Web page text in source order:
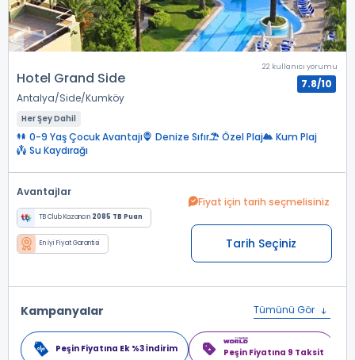
Hotel Grand Side
Antalya Side Kumköy
22 kullanıcı yorumu
7.8/10
Her Şey Dahil
0-9 Yaş Çocuk Avantajı Denize Sıfır Özel Plaj
Kum Plaj
Su Kaydırağı
Avantajlar
TB Club Kazancın 2085 TB Puan
En İyi Fiyat Garantisi
Fiyat için tarih seçmelisiniz
Tarih Seçiniz
Kampanyalar Tümünü Gör
Peşin Fiyatına Ek %3 İndirim Peşin Fiyatına 9 Taksit